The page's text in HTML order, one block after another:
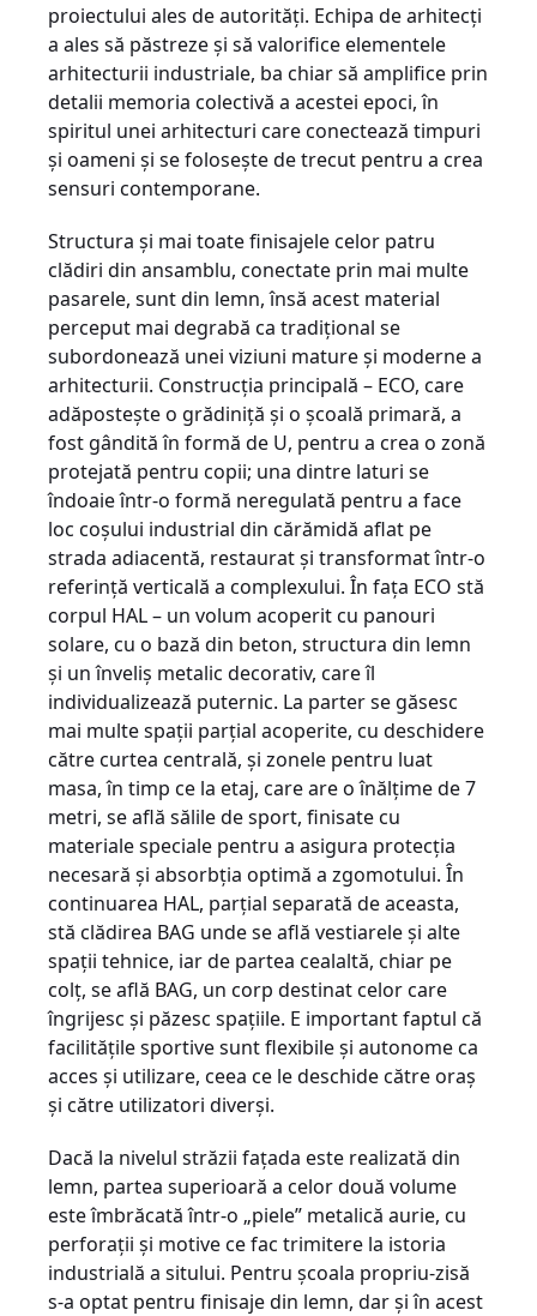
proiectului ales de autorităţi. Echipa de arhitecţi
a ales să păstreze şi să valorifice elementele
arhitecturii industriale, ba chiar să amplifice prin
detalii memoria colectivă a acestei epoci, în
spiritul unei arhitecturi care conectează timpuri
şi oameni şi se foloseşte de trecut pentru a crea
sensuri contemporane.
Structura şi mai toate finisajele celor patru
clădiri din ansamblu, conectate prin mai multe
pasarele, sunt din lemn, însă acest material
perceput mai degrabă ca tradiţional se
subordonează unei viziuni mature şi moderne a
arhitecturii. Construcţia principală – ECO, care
adăposteşte o grădiniţă şi o şcoală primară, a
fost gândită în formă de U, pentru a crea o zonă
protejată pentru copii; una dintre laturi se
îndoaie într-o formă neregulată pentru a face
loc coşului industrial din cărămidă aflat pe
strada adiacentă, restaurat şi transformat într-o
referinţă verticală a complexului. În faţa ECO stă
corpul HAL – un volum acoperit cu panouri
solare, cu o bază din beton, structura din lemn
şi un înveliş metalic decorativ, care îl
individualizează puternic. La parter se găsesc
mai multe spaţii parţial acoperite, cu deschidere
către curtea centrală, şi zonele pentru luat
masa, în timp ce la etaj, care are o înălţime de 7
metri, se află sălile de sport, finisate cu
materiale speciale pentru a asigura protecţia
necesară şi absorbţia optimă a zgomotului. În
continuarea HAL, parţial separată de aceasta,
stă clădirea BAG unde se află vestiarele şi alte
spaţii tehnice, iar de partea cealaltă, chiar pe
colţ, se află BAG, un corp destinat celor care
îngrijesc şi păzesc spaţiile. E important faptul că
facilităţile sportive sunt flexibile şi autonome ca
acces şi utilizare, ceea ce le deschide către oraş
şi către utilizatori diverşi.
Dacă la nivelul străzii faţada este realizată din
lemn, partea superioară a celor două volume
este îmbrăcată într-o „piele” metalică aurie, cu
perforaţii şi motive ce fac trimitere la istoria
industrială a sitului. Pentru şcoala propriu-zisă
s-a optat pentru finisaje din lemn, dar şi în acest